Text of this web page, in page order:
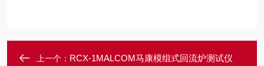
上一个： RCX-1MALCOM马康模组式回流炉测试仪